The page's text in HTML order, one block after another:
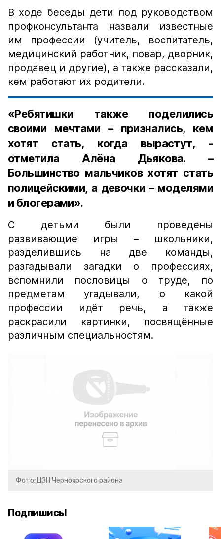
В ходе беседы дети под руководством
профконсультанта назвали известные
им профессии (учитель, воспитатель,
медицинский работник, повар, дворник,
продавец и другие), а также рассказали,
кем работают их родители.
«Ребятишки также поделились
своими мечтами – признались, кем
хотят стать, когда вырастут, -
отметила Алёна Дьякова. –
Большинство мальчиков хотят стать
полицейскими, а девочки – моделями
и блогерами».
С детьми были проведены
развивающие игры – школьники,
разделившись на две команды,
разгадывали загадки о профессиях,
вспомнили пословицы о труде, по
предметам угадывали, о какой
профессии идёт речь, а также
раскрасили картинки, посвящённые
различным специальностям.
Фото: ЦЗН Черноярского района
Подпишись!